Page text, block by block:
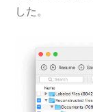
した。